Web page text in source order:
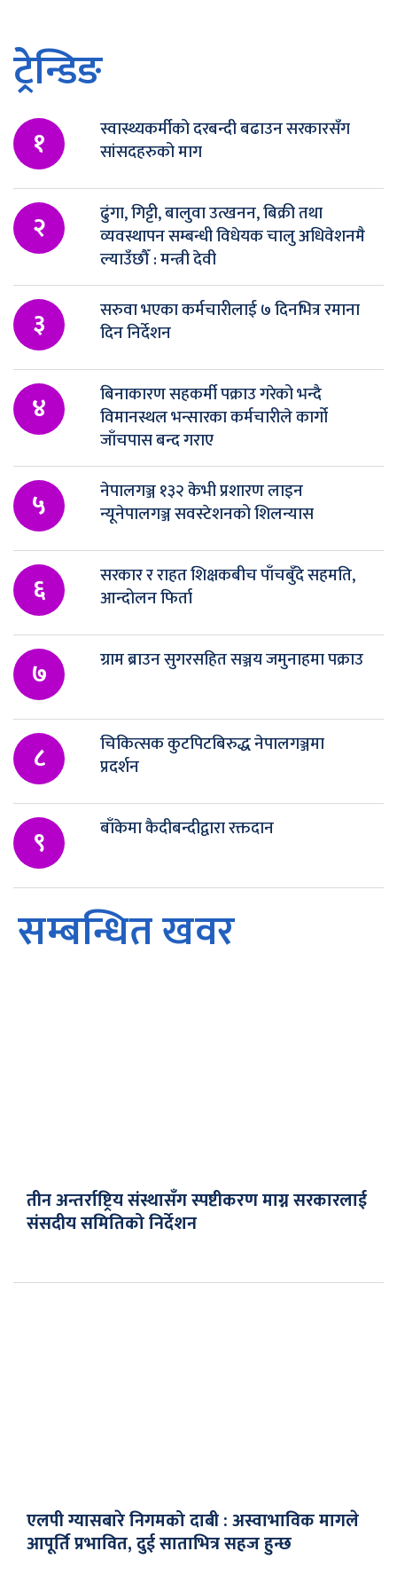
ट्रेन्डिङ
१
स्वास्थ्यकर्मीको दरबन्दी बढाउन सरकारसँग
सांसदहरुको माग
२
ढुंगा, गिट्टी, बालुवा उत्खनन, बिक्री तथा
व्यवस्थापन सम्बन्धी विधेयक चालु अधिवेशनमै
ल्याउँछौँ : मन्त्री देवी
३
सरुवा भएका कर्मचारीलाई ७ दिनभित्र रमाना
दिन निर्देशन
४
बिनाकारण सहकर्मी पक्राउ गरेको भन्दै
विमानस्थल भन्सारका कर्मचारीले कार्गो
जाँचपास बन्द गराए
५
नेपालगञ्ज १३२ केभी प्रशारण लाइन
न्यूनेपालगञ्ज सवस्टेशनको शिलन्यास
६
सरकार र राहत शिक्षकबीच पाँचबुँदे सहमति,
आन्दोलन फिर्ता
७ ग्राम ब्राउन सुगरसहित सञ्जय जमुनाहमा पक्राउ
८
चिकित्सक कुटपिटबिरुद्ध नेपालगञ्जमा
प्रदर्शन
९ बाँकेमा कैदीबन्दीद्वारा रक्तदान
सम्बन्धित खवर
तीन अन्तर्राष्ट्रिय संस्थासँग स्पष्टीकरण माग्न सरकारलाई
संसदीय समितिको निर्देशन
एलपी ग्यासबारे निगमको दाबी : अस्वाभाविक मागले
आपूर्ति प्रभावित, दुई साताभित्र सहज हुन्छ